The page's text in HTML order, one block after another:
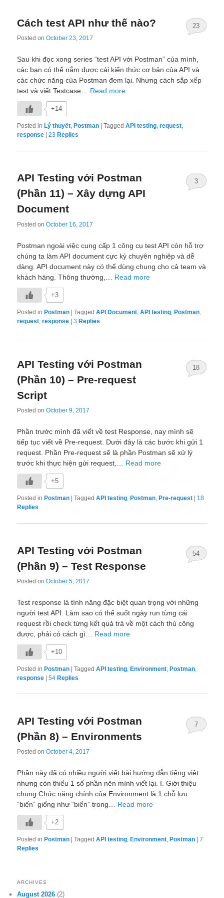
Cách test API như thế nào?
Posted onOctober 23, 2017
23
Sau khi đọc xong series “test API với Postman” của mình,
các bạn có thể nắm được cái kiến thức cơ bản của API và
các chức năng của Postman đem lại. Nhưng cách sắp xếp
test và viết Testcase… Read more
+14
Posted in Lý thuyết, Postman |Tagged API testing,request,
response
|23 Replies
API Testing với Postman
(Phần 11) – Xây dựng API
Document
Posted onOctober 16, 2017
3
Postman ngoài việc cung cấp 1 công cụ test API còn hỗ trợ
chúng ta làm API document cực kỳ chuyên nghiệp và dễ
dàng. API document này có thể dùng chung cho cả team và
khách hàng. Thông thường,… Read more
+3
Posted in Postman |Tagged API Document ,API testing ,Postman
request ,response |3 Replies
API Testing với Postman
(Phần 10) – Pre-request
Script
Posted onOctober 9, 2017
18
Phần trước mình đã viết về test Response, nay mình sẽ
tiếp tục viết về Pre-request. Dưới đây là các bước khi gửi 1
request. Phần Pre-request sẽ là phần Postman sẽ xử lý
trước khi thực hiện gửi request,… Read more
+5
Posted in Postman |Tagged API testing, Postman, Pre-request
18
Replies
API Testing với Postman
(Phần 9) – Test Response
Posted onOctober 5, 2017
54
Test response là tính năng đặc biệt quan trọng với những
người test API. Làm sao có thể suốt ngày run từng cái
request rồi check từng kết quả trả về một cách thủ công
được, phải có cách gì… Read more
+10
Posted in Postman |Tagged API testing ,Environment ,Postman
response |54 Replies
API Testing với Postman
(Phần 8) – Environments
Posted onOctober 4, 2017
7
Phần này đã có nhiều người viết bài hướng dẫn tiếng việt
nhưng còn thiếu 1 số phần nên mình viết lại. I. Giới thiệu
chung Chức năng chính của Environment là 1 chỗ lưu
“biến” giống như “biến” trong… Read more
+2
Posted in Postman |Tagged API testing, Environment, Postman |7
Replies
ARCHIVES
August 2026 (2)